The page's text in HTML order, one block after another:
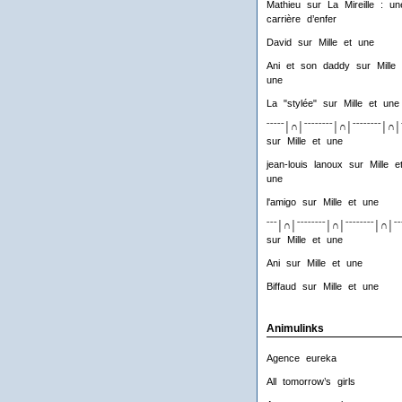
Mathieusur
La Mireille :
carrière d’enfer
David sur Mille et une
Ani et son daddysur
Mille
une
La "stylée"sur Mille et une
sur
Mille et une
jean-louis lanoux sur
Mille et
une
l'amigosur Mille et une
sur
Mille et une
Anisur Mille et une
Biffaud sur Mille et une
Animulinks
Agence eureka
All tomorrow’s girls